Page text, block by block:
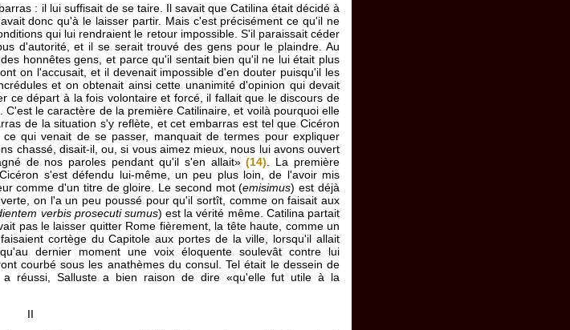
: il lui suffisait de se taire. Il savait que Catilina était décidé à
donc qu'à le laisser partir. Mais c'est précisément ce qu'il ne
qui lui rendraient le retour impossible. S'il paraissait céder
d'autorité, et il se serait trouvé des gens pour le plaindre. Au
honnêtes gens, et parce qu'il sentait bien qu'il ne lui était plus
on l'accusait, et il devenait impossible d'en douter puisqu'il les
et on obtenait ainsi cette unanimité d'opinion qui devait
ce départ à la fois volontaire et forcé, il fallait que le discours de
le caractère de la première Catilinaire, et voilà pourquoi elle
de la situation s'y reflète, et cet embarras est tel que Cicéron
qui venait de se passer, manquait de termes pour expliquer
chassé, disait-il, ou, si vous aimez mieux, nous lui avons ouvert
de nos paroles pendant qu'il s'en allait»(14) . La première
s'est défendu lui-même, un peu plus loin, de l'avoir mis
comme d'un titre de gloire. Le second mot (emisimus) est déjà
on l'a un peu poussé pour qu'il sortît, comme on faisait aux
verbis prosecuti sumus) est la vérité même. Catilina partait
pas le laisser quitter Rome fièrement, la tête haute, comme un
cortège du Capitole aux portes de la ville, lorsqu'il allait
dernier moment une voix éloquente soulevât contre lui
courbé sous les anathèmes du consul. Tel était le dessein de
réussi, Salluste a bien raison de dire «qu'elle fut utile à la
II